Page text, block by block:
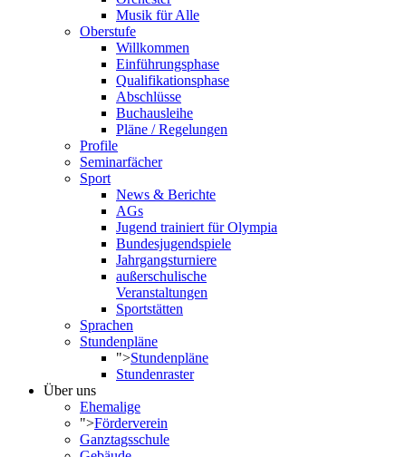
Musik für Alle
Oberstufe
Willkommen
Einführungsphase
Qualifikationsphase
Abschlüsse
Buchausleihe
Pläne / Regelungen
Profile
Seminarfächer
Sport
News & Berichte
AGs
Jugend trainiert für Olympia
Bundesjugendspiele
Jahrgangsturniere
außerschulische
Veranstaltungen
Sportstätten
Sprachen
Stundenpläne
">Stundenpläne
Stundenraster
Über uns
Ehemalige
">Förderverein
Ganztagsschule